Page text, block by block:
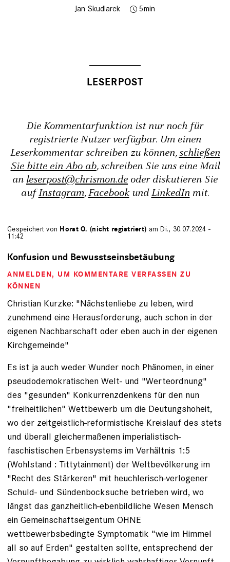
Jan Skudlarek 5
Die Kommentarfunktion ist nur noch für
registrierte Nutzer verfügbar. Um einen
Leserkommentar schreiben zu können,schließen
Sie bitte ein Abo ab, schreiben Sie uns eine Mail
an leserpost@chrismon.de oder diskutieren Sie
aufInstagram,FacebookundLinkedInmit.
Gespeichert von Horst O. (nicht registriert) am Di., 30.07.2024 -
11:42
Konfusion und Bewusstseinsbetäubung
ANMELDEN, UM KOMMENTARE VERFASSEN ZU
KÖNNEN
Christian Kurzke: "Nächstenliebe zu leben, wird
zunehmend eine Herausforderung, auch schon in der
eigenen Nachbarschaft oder eben auch in der eigenen
Kirchgemeinde"
Es ist ja auch weder Wunder noch Phänomen, in einer
pseudodemokratischen Welt- und "Werteordnung"
des "gesunden" Konkurrenzdenkens für den nun
"freiheitlichen" Wettbewerb um die Deutungshoheit,
wo der zeitgeistlich-reformistische Kreislauf des stets
und überall gleichermaßenen imperialistisch-
faschistischen Erbensystems im Verhältnis 1:5
(Wohlstand : Tittytainment) der Weltbevölkerung im
"Recht des Stärkeren" mit heuchlerisch-verlogener
Schuld- und Sündenbocksuche betrieben wird, wo
längst das ganzheitlich-ebenbildliche Wesen Mensch
ein Gemeinschaftseigentum OHNE
wettbewerbsbedingte Symptomatik "wie im Himmel
all so auf Erden" gestalten sollte, entsprechend der